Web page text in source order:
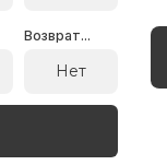
Возврат...
Нет